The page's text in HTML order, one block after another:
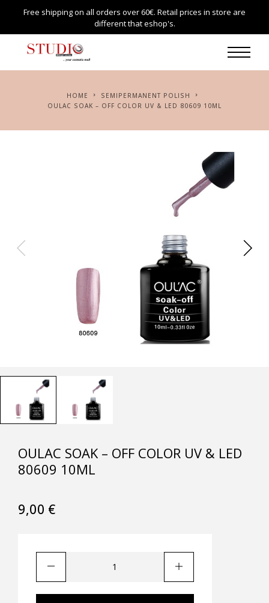
Free shipping on all orders over 60€. Retail prices in store are
different that eshop's.
HOME
SEMIPERMANENT POLISH
OULAC SOAK – OFF COLOR UV & LED 80609 10ML
OULAC SOAK – OFF COLOR UV & LED
80609 10ML
9,00 €